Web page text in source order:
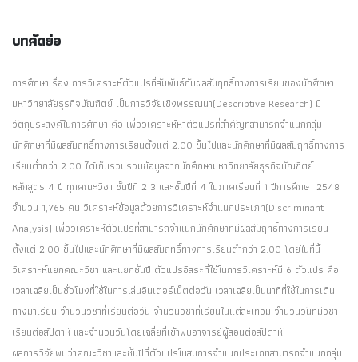
บทคัดย่อ
การศึกษาเรื่อง การวิเคราะห์ตัวแปรที่สัมพันธ์กับผลสัมฤทธิ์ทางการเรียนของนักศึกษา
มหาวิทยาลัยธุรกิจบัณฑิตย์ เป็นการวิจัยเชิงพรรณนา(Descriptive Research) มี
วัตถุประสงค์ในการศึกษา คือ เพื่อวิเคราะห์หาตัวแปรที่สำคัญที่สามารถจำแนกกลุ่ม
นักศึกษาที่มีผลสัมฤทธิ์ทางการเรียนตั้งแต่ 2.00 ขึ้นไปและนักศึกษาที่มีผลสัมฤทธิ์ทางการ
เรียนต่ำกว่า 2.00 ได้เก็บรวบรวมข้อมูลจากนักศึกษามหาวิทยาลัยธุรกิจบัณฑิตย์
หลักสูตร 4 ปี ทุกคณะวิชา ชั้นปีที่ 2 3 และชั้นปีที่ 4 ในภาคเรียนที่ 1 ปีการศึกษา 2548
จำนวน 1,765 คน วิเคราะห์ข้อมูลด้วยการวิเคราะห์จำแนกประเภท(Discriminant
Analysis) เพื่อวิเคราะห์ตัวแปรที่สามารถจำแนกนักศึกษาที่มีผลสัมฤทธิ์ทางการเรียน
ตั้งแต่ 2.00 ขึ้นไปและนักศึกษาที่มีผลสัมฤทธิ์ทางการเรียนต่ำกว่า 2.00 โดยในที่นี้
วิเคราะห์แยกคณะวิชา และแยกชั้นปี ตัวแปรอิสระที่ใช้ในการวิเคราะห์มี 6 ตัวแปร คือ
เวลาเฉลี่ยเป็นชั่วโมงที่ใช้ในการเล่นอินเตอร์เน็ตต่อวัน เวลาเฉลี่ยเป็นนาทีที่ใช้ในการเดิน
ทางมาเรียน จำนวนวิชาที่เรียนต่อวัน จำนวนวิชาที่เรียนในแต่ละเทอม จำนวนวันที่มีวิชา
เรียนต่อสัปดาห์ และจำนวนวันโดยเฉลี่ยที่เข้าพบอาจารย์ผู้สอนต่อสัปดาห์
ผลการวิจัยพบว่าคณะวิชาและชั้นปีที่ตัวแปรในสมการจำแนกประเภทสามารถจำแนกกลุ่ม